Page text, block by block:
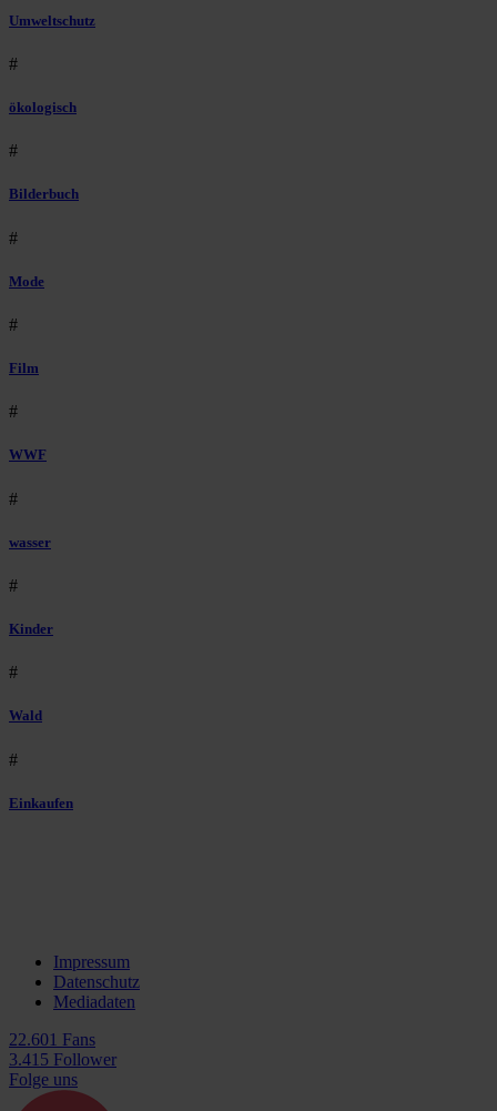
Umweltschutz
#
ökologisch
#
Bilderbuch
#
Mode
#
Film
#
WWF
#
wasser
#
Kinder
#
Wald
#
Einkaufen
Impressum
Datenschutz
Mediadaten
22.601 Fans
3.415 Follower
Folge uns